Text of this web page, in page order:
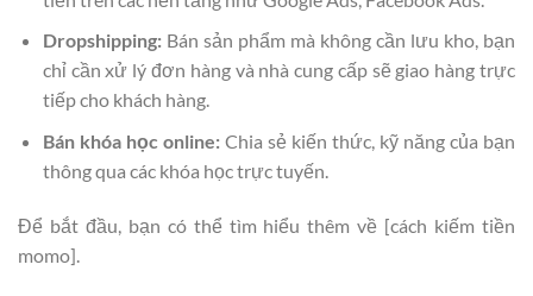
Dropshipping:Bán sản phẩm mà không cần lưu kho, bạn
chỉ cần xử lý đơn hàng và nhà cung cấp sẽ giao hàng trực
tiếp cho khách hàng.
Bán khóa học online:Chia sẻ kiến thức, kỹ năng của bạn
thông qua các khóa học trực tuyến.
Để bắt đầu, bạn có thể tìm hiểu thêm về [cách kiếm tiền
momo].